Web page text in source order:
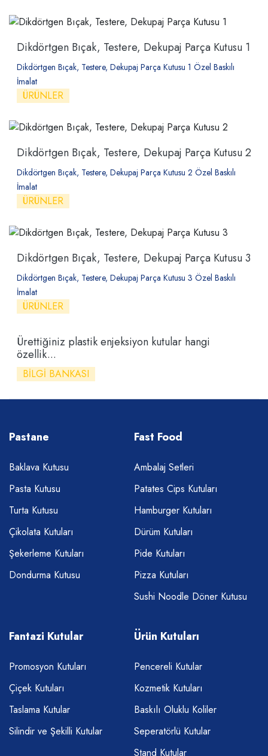
Dikdörtgen Bıçak, Testere, Dekupaj Parça Kutusu 1
Dikdörtgen Bıçak, Testere, Dekupaj Parça Kutusu 1 Özel Baskılı
İmalat
ÜRÜNLER
Dikdörtgen Bıçak, Testere, Dekupaj Parça Kutusu 2
Dikdörtgen Bıçak, Testere, Dekupaj Parça Kutusu 2 Özel Baskılı
İmalat
ÜRÜNLER
Dikdörtgen Bıçak, Testere, Dekupaj Parça Kutusu 3
Dikdörtgen Bıçak, Testere, Dekupaj Parça Kutusu 3 Özel Baskılı
İmalat
ÜRÜNLER
Ürettiğiniz plastik enjeksiyon kutular hangi
özellik...
BILGI BANKASI
Pastane
Baklava Kutusu
Pasta Kutusu
Turta Kutusu
Çikolata Kutuları
Şekerleme Kutuları
Dondurma Kutusu
Fast Food
Ambalaj Setleri
Patates Cips Kutuları
Hamburger Kutuları
Dürüm Kutuları
Pide Kutuları
Pizza Kutuları
Sushi Noodle Döner Kutusu
Fantazi Kutular
Promosyon Kutuları
Çiçek Kutuları
Taslama Kutular
Silindir ve Şekilli Kutular
Ürün Kutuları
Pencereli Kutular
Kozmetik Kutuları
Baskılı Oluklu Koliler
Seperatörlü Kutular
Stand Kutular